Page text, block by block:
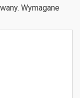
er es
Wymagane